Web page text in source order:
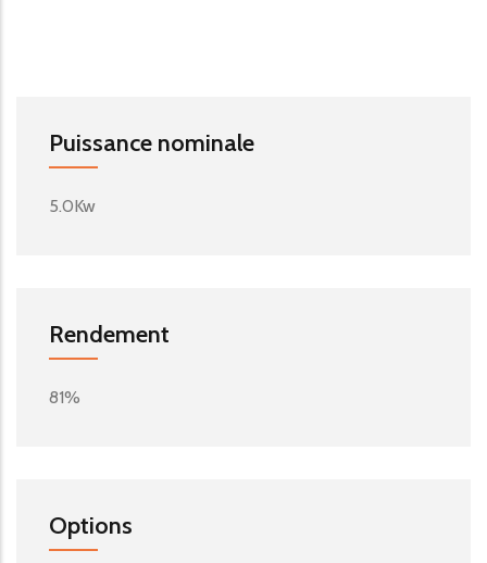
Puissance nominale
5.0Kw
Rendement
81%
Options